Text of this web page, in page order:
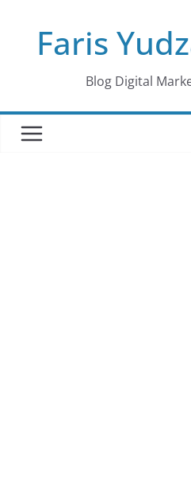
contentFaris
Blog Digital